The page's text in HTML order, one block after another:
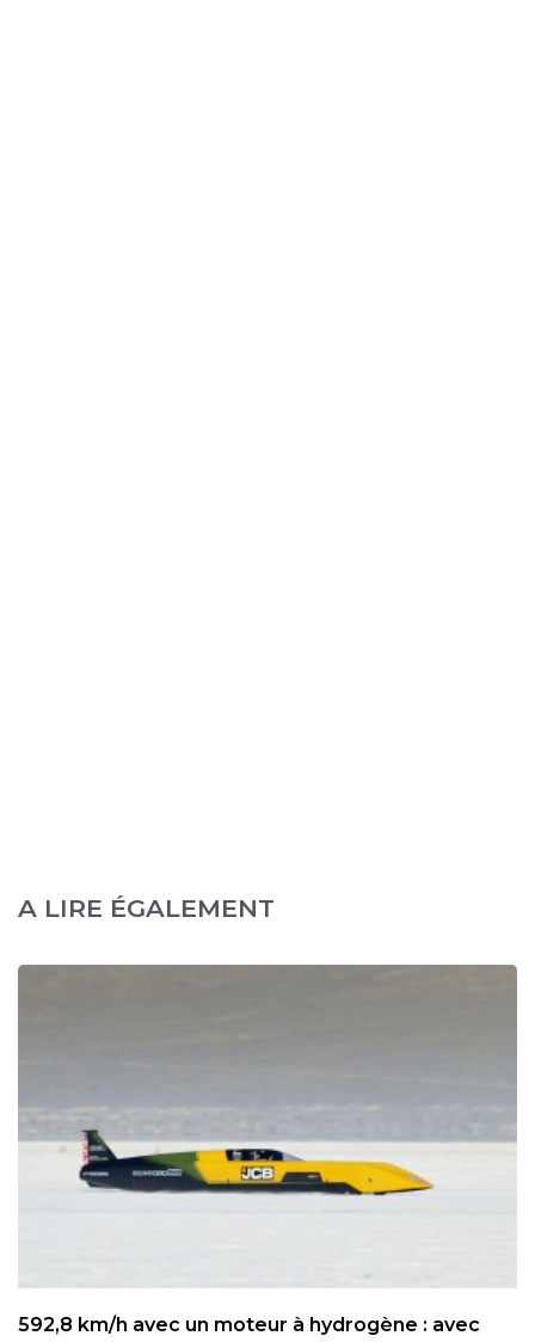
A LIRE ÉGALEMENT
592,8 km/h avec un moteur à hydrogène : avec